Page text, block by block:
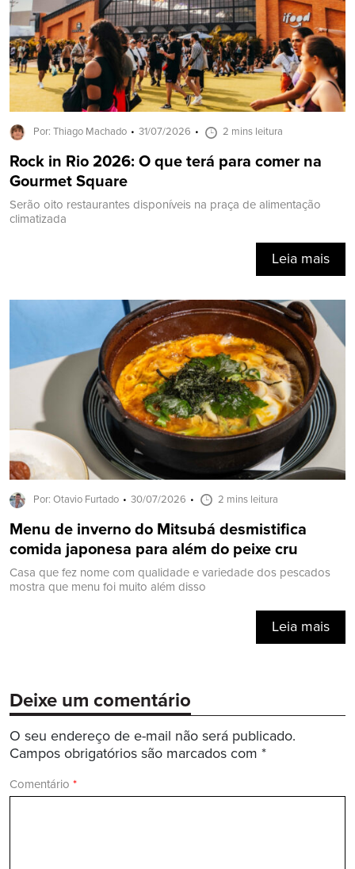
Por: Thiago Machado 31/07/2026 2 mins leitura
Rock in Rio 2026: O que terá para comer na
Gourmet Square
Serão oito restaurantes disponíveis na praça de alimentação
climatizada
Leia mais
Por: Otavio Furtado 30/07/2026 2 mins leitura
Menu de inverno do Mitsubá desmistifica
comida japonesa para além do peixe cru
Casa que fez nome com qualidade e variedade dos pescados
mostra que menu foi muito além disso
Leia mais
Deixe um comentário
O seu endereço de e-mail não será publicado.
Campos obrigatórios são marcados com *
Comentário *